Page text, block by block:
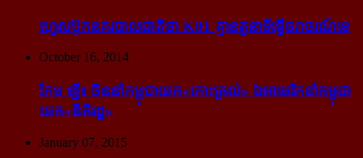
ហ្វេសប៊ុក​នគរបាល​ជាតិ​ថា K01 គ្មាន​តួនាទី​ធ្វើ​ចរាចរណ៍​ទេ
October 16, 2014
កែម ឡី៖ ចិន​នាំ​កម្ពុជា​យក​«កោះ​ត្រល់» ឯ​អាមេរិក​នាំ​កម្ពុជា​
យក​«នីតិរដ្ឋ»
January 07, 2015